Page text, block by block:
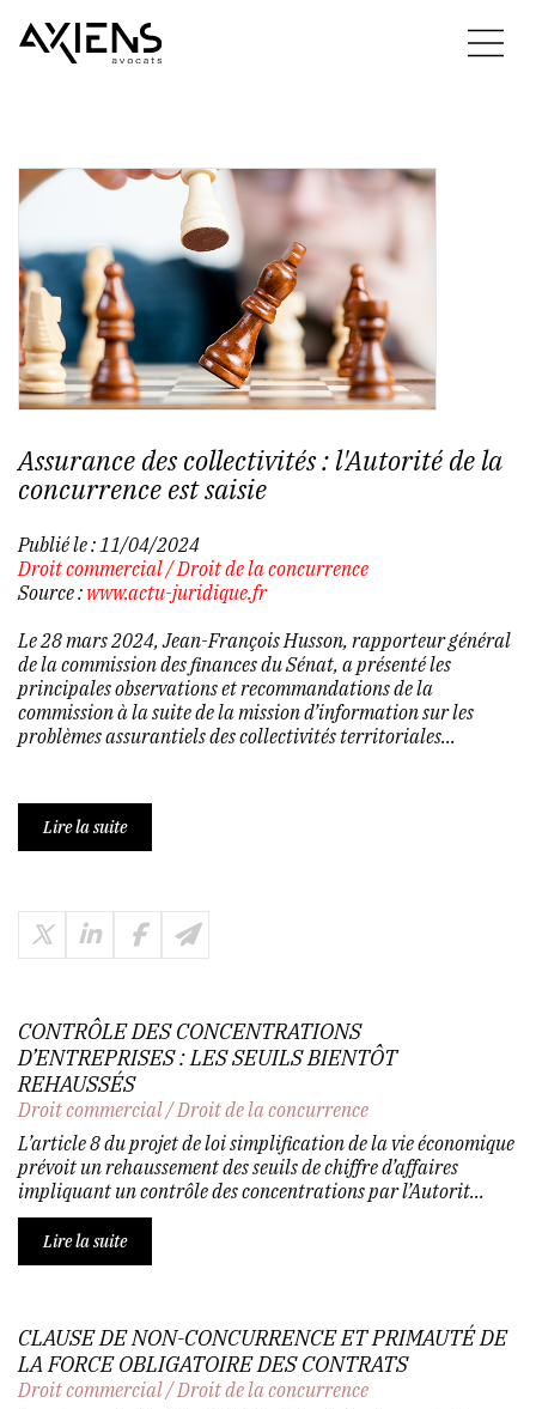
Assurance des collectivités : l'Autorité de la
concurrence est saisie
Publié le : 11/04/2024
Droit commercial/Droit de la concurrence
Source : www.actu-juridique.fr
Le 28 mars 2024, Jean-François Husson, rapporteur général
de la commission des finances du Sénat, a présenté les
principales observations et recommandations de la
commission à la suite de la mission d’information sur les
problèmes assurantiels des collectivités territoriales...
Lire la suite
CONTRÔLE DES CONCENTRATIONS
D’ENTREPRISES : LES SEUILS BIENTÔT
REHAUSSÉS
Droit commercial/Droit de la concurrence
L’article 8 du projet de loi simplification de la vie économique
prévoit un rehaussement des seuils de chiffre d’affaires
impliquant un contrôle des concentrations par l’Autorit...
Lire la suite
CLAUSE DE NON-CONCURRENCE ET PRIMAUTÉ DE
LA FORCE OBLIGATOIRE DES CONTRATS
Droit commercial/Droit de la concurrence